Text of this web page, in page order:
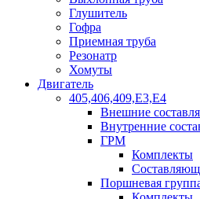
Глушитель
Гофра
Приемная труба
Резонатр
Хомуты
Двигатель
405,406,409,Е3,Е4
Внешние
Внутренние
ГРМ
Комплекты
Поршневая